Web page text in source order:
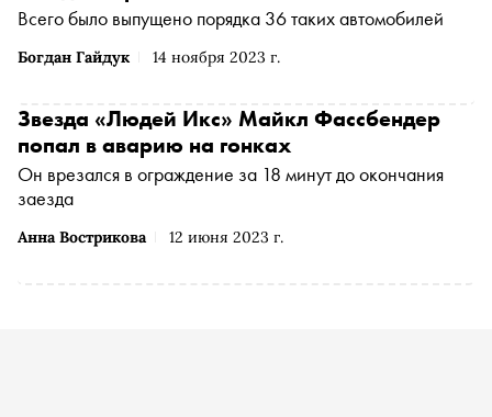
Богдан Гайдук 14 ноября 2023 г.
Всего было выпущено порядка 36 таких автомобилей
Анна Вострикова 12 июня 2023 г.
Звезда «Людей Икс» Майкл Фассбендер
попал в аварию на гонках
Он врезался в ограждение за 18 минут до окончания
заезда